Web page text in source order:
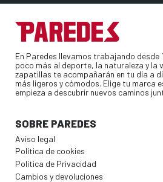
En Paredes llevamos trabajando desde
poco más al deporte, la naturaleza y la
zapatillas te acompañarán en tu día a
más ligeros y cómodos. Elige tu marca
empieza a descubrir nuevos caminos
SOBRE PAREDES
Aviso legal
Política de cookies
Política de Privacidad
Cambios y devoluciones